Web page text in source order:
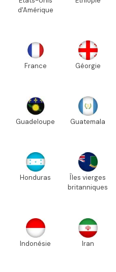
d'Amérique
France Géorgie
Guadeloupe Guatemala
Honduras
Îles vierges
britanniques
Indonésie Iran